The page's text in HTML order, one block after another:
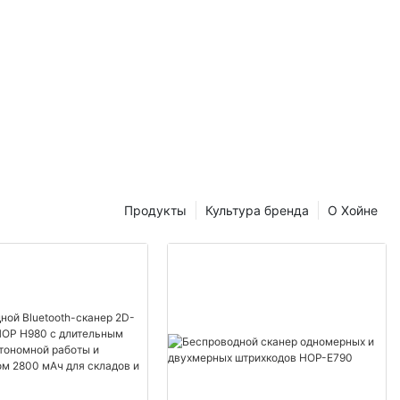
О Хойне
Культура бренда
Продукты